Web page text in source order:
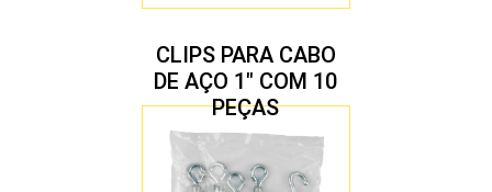
CLIPS PARA CABO
DE AÇO 1″ COM 10
PEÇAS